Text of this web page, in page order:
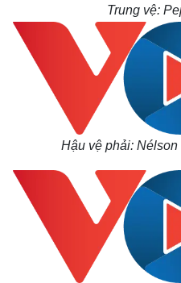
Thế giới
Quan sát
Cuộc sống đó đây
Trung vệ:
Hậu vệ phải: